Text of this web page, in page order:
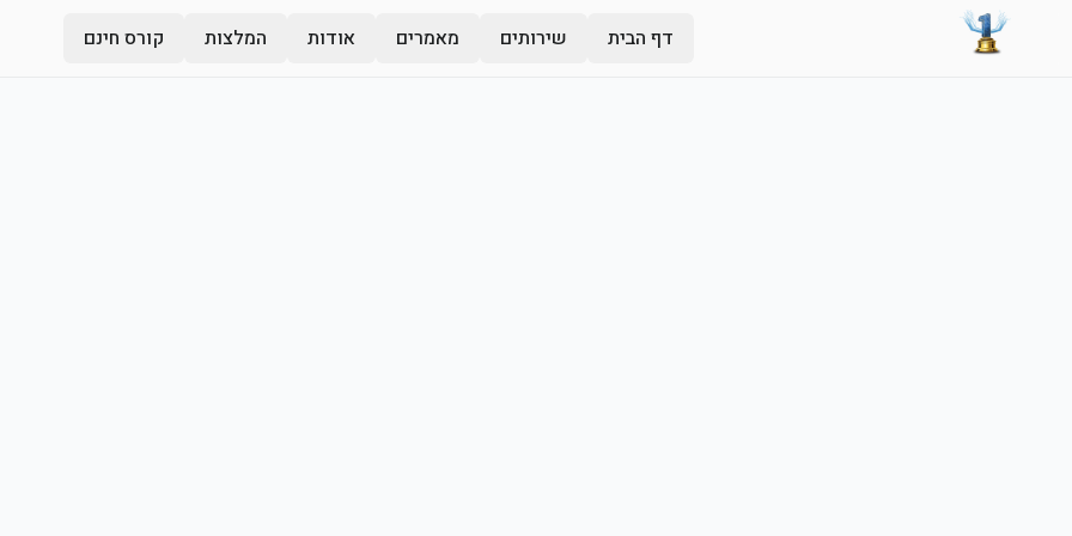
דף הבית שירותים מאמרים אודות המלצות קורס חינם